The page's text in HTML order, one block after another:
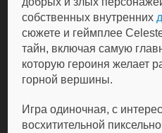
собственных внутренних
сюжете и геймплее
тайн, включая самую
которую героиня желает
горной вершины.
Игра одиночная, с
восхитительной